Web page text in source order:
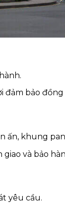
bảo
ấn, khung
và bảo
yêu cầu.